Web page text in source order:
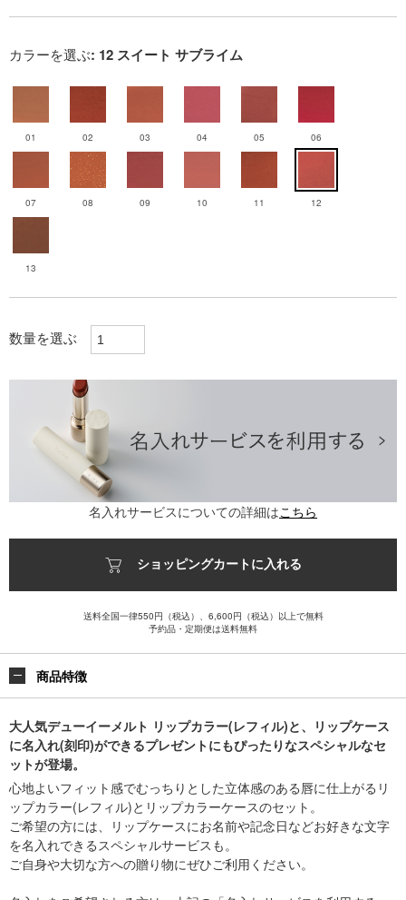
カラーを選ぶ: 12 スイート サブライム​
01 02 03 04 05 06
07 08 09 10 11 12
13
数量を選ぶ
名入れサービスについての詳細はこちら
ショッピングカートに入れる
送料全国一律550円（税込）、6,600円（税込）以上で無料
予約品・定期便は送料無料
商品特徴
大人気デューイーメルト リップカラー(レフィル)と、リップケース
に名入れ(刻印)ができるプレゼントにもぴったりなスペシャルなセ
ットが登場。
心地よいフィット感でむっちりとした立体感のある唇に仕上がるリ
ップカラー(レフィル)とリップカラーケースのセット。
ご希望の方には、リップケースにお名前や記念日などお好きな文字
を名入れできるスペシャルサービスも。
ご自身や大切な方への贈り物にぜひご利用ください。